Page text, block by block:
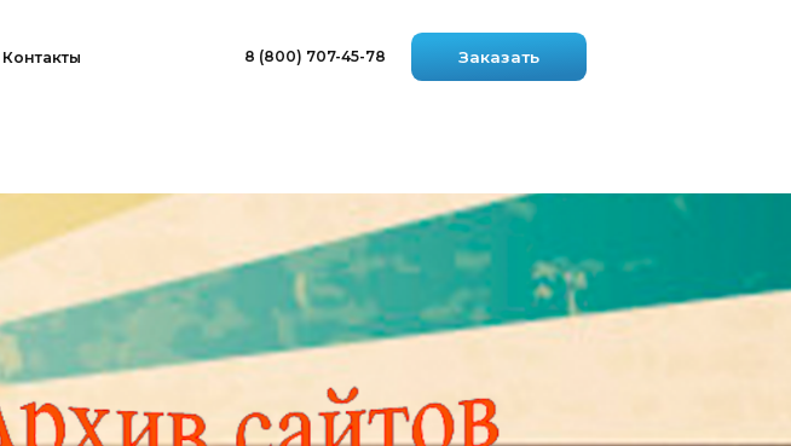
8 (800) 707-45-78 Заказать